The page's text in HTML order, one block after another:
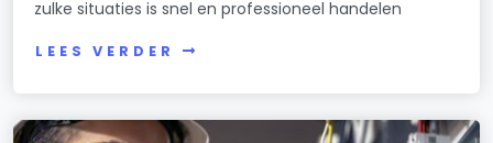
Spoorzone Zuid
zulke situaties is snel en professioneel handelen
LEES VERDER